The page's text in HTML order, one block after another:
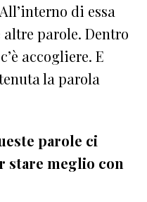
di essa
parole. Dentro
accogliere. E
la parola
parole ci
stare meglio con